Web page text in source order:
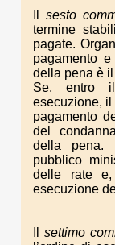
sesto
termine
pagate.
pagamento
della pena è
Se, entro il
esecuzione, il
pagamento
del
della pena.
pubblico
delle rate e,
esecuzione
Ilsettimo